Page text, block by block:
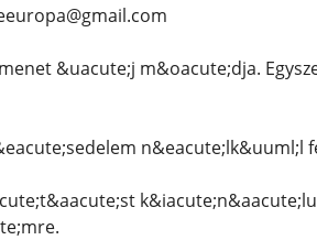
&uacute;j m&oacute;dja.
n&eacute;lk&uuml;l